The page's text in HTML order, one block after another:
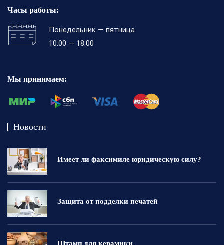
Часы работы:
Понедельник — пятница
10:00 — 18:00
Мы принимаем:
Новости
Имеет ли факсимиле юридическую силу?
Защита от подделки печатей
Штамп для керамики